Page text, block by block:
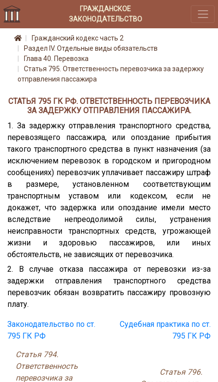
ГРАЖДАНСКОЕ
ЗАКОНОДАТЕЛЬСТВО
Гражданский кодекс часть 2
Раздел IV. Отдельные виды обязательств
Глава 40. Перевозка
Статья 795. Ответственность перевозчика за задержку
отправления пассажира
СТАТЬЯ 795 ГК РФ. ОТВЕТСТВЕННОСТЬ ПЕРЕВОЗЧИКА
ЗА ЗАДЕРЖКУ ОТПРАВЛЕНИЯ ПАССАЖИРА.
1. За задержку отправления транспортного средства,
перевозящего пассажира, или опоздание прибытия
такого транспортного средства в пункт назначения (за
исключением перевозок в городском и пригородном
сообщениях) перевозчик уплачивает пассажиру штраф
в размере, установленном соответствующим
транспортным уставом или кодексом, если не
докажет, что задержка или опоздание имели место
вследствие непреодолимой силы, устранения
неисправности транспортных средств, угрожающей
жизни и здоровью пассажиров, или иных
обстоятельств, не зависящих от перевозчика.
2. В случае отказа пассажира от перевозки из-за
задержки отправления транспортного средства
перевозчик обязан возвратить пассажиру провозную
плату.
Законодательство по ст.
795 ГК РФ
Судебная практика по ст.
795 ГК РФ
Статья 794.
Ответственность
перевозчика за
Статья 796.